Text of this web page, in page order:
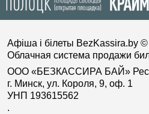
Афіша і білеты BezKassira.by ©
Облачная система продажи
ООО «БЕЗКАССИРА БАЙ»
г. Минск, ул. Короля, 9, оф. 1
УНП 193615562
.